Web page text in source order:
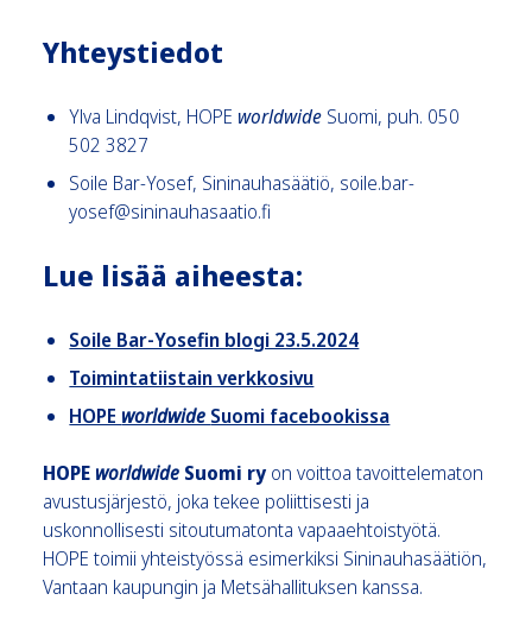
Yhteystiedot
Ylva Lindqvist, HOPE worldwide Suomi, puh. 050
502 3827
Soile Bar-Yosef, Sininauhasäätiö, soile.bar-
yosef@sininauhasaatio.fi
Lue lisää aiheesta:
Soile Bar-Yosefin blogi 23.5.2024
Toimintatiistain verkkosivu
HOPE worldwide Suomi facebookissa
HOPE worldwide Suomi ry on voittoa tavoittelematon
avustusjärjestö, joka tekee poliittisesti ja
uskonnollisesti sitoutumatonta vapaaehtoistyötä.
HOPE toimii yhteistyössä esimerkiksi Sininauhasäätiön,
Vantaan kaupungin ja Metsähallituksen kanssa.